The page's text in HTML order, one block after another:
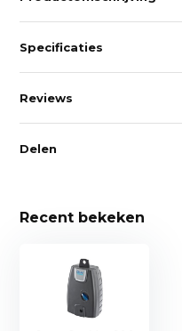
Specificaties
Reviews
Delen
Recent bekeken